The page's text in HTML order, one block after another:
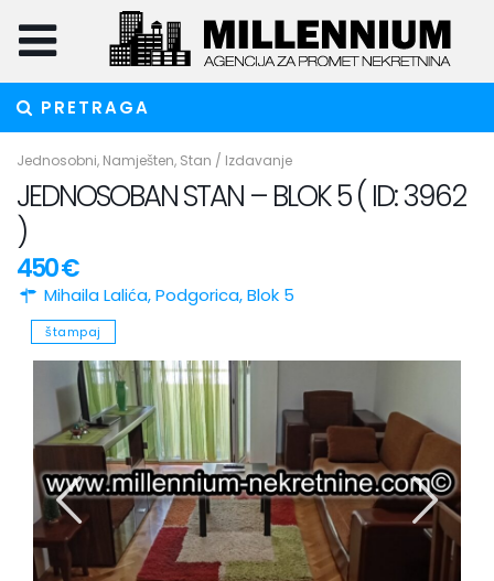
PRETRAGA
Jednosobni, Namješten, Stan / Izdavanje
JEDNOSOBAN STAN – BLOK 5 ( ID: 3962
)
450 €
Mihaila Lalića,Podgorica,Blok 5
štampaj